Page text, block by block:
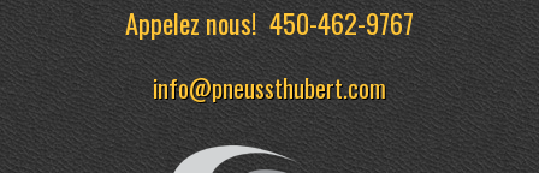
Appelez nous!450-462-9767
info@pneussthubert.com